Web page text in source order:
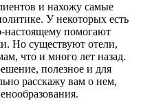
и нахожу самые
У некоторых есть
настоящему помогают
Но существуют отели,
что и много лет назад.
полезное и для
расскажу вам о нем,